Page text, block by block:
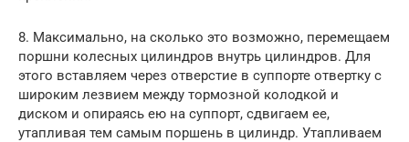
8. Максимально, на сколько это возможно, перемещаем
поршни колесных цилиндров внутрь цилиндров. Для
этого вставляем через отверстие в суппорте отвертку с
широким лезвием между тормозной колодкой и
диском и опираясь ею на суппорт, сдвигаем ее,
утапливая тем самым поршень в цилиндр. Утапливаем